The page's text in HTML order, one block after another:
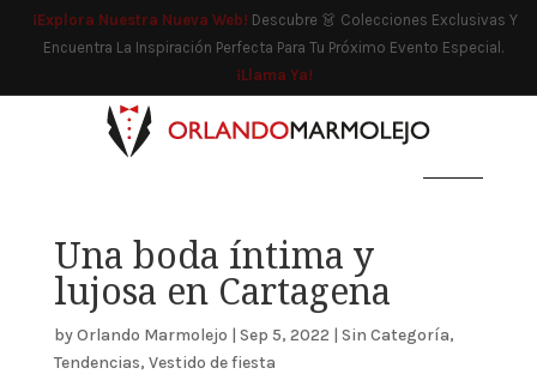
¡Explora Nuestra Nueva Web! Descubre 👗 Colecciones Exclusivas Y
Encuentra La Inspiración Perfecta Para Tu Próximo Evento Especial.
¡Llama Ya!
Una boda íntima y
lujosa en Cartagena
byOrlando Marmolejo | Sep 5, 2022 | Sin Categoría,
Tendencias, Vestido de fiesta